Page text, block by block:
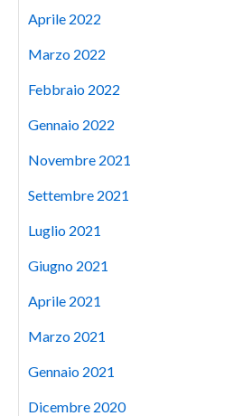
Aprile 2022
Marzo 2022
Febbraio 2022
Gennaio 2022
Novembre 2021
Settembre 2021
Luglio 2021
Giugno 2021
Aprile 2021
Marzo 2021
Gennaio 2021
Dicembre 2020